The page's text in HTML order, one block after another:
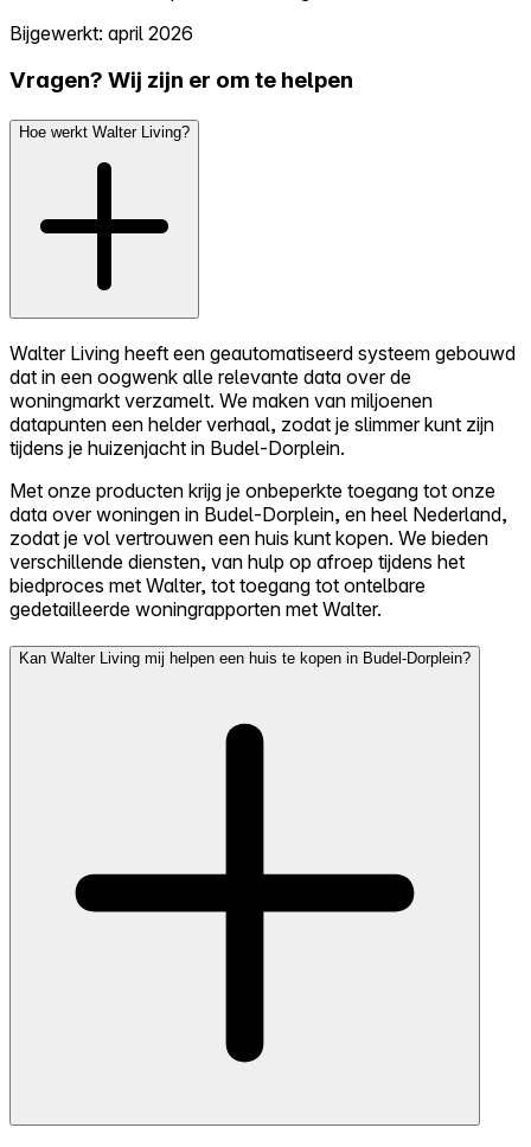
Bijgewerkt: april 2026
Vragen? Wij zijn er om te helpen
Hoe werkt Walter Living?
Walter Living heeft een geautomatiseerd systeem gebouwd
dat in een oogwenk alle relevante data over de
woningmarkt verzamelt. We maken van miljoenen
datapunten een helder verhaal, zodat je slimmer kunt zijn
tijdens je huizenjacht in Budel-Dorplein.
Met onze producten krijg je onbeperkte toegang tot onze
data over woningen in Budel-Dorplein, en heel Nederland,
zodat je vol vertrouwen een huis kunt kopen. We bieden
verschillende diensten, van hulp op afroep tijdens het
biedproces met Walter, tot toegang tot ontelbare
gedetailleerde woningrapporten met Walter.
Kan Walter Living mij helpen een huis te kopen in Budel-Dorplein?